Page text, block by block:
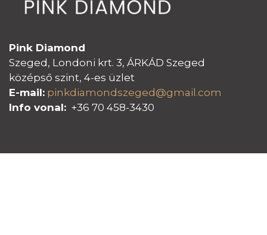
Pink Diamond
Szeged, Londoni krt. 3, ÁRKÁD Szeged
középső szint, 4-es üzlet
E-mail: pinkdiamondszeged@gmail.com
Info vonal: +36 70 458-3430